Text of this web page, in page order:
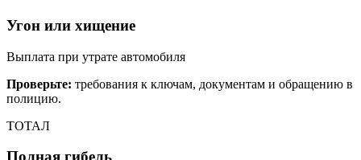
Угон или хищение
Выплата при утрате автомобиля
Проверьте: требования к ключам, документам и обращению в
полицию.
ТОТАЛ
Полная гибель